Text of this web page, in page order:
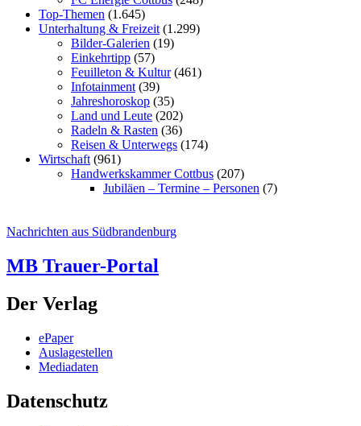
Top-Themen (1.645)
Unterhaltung & Freizeit (1.299)
Bilder-Galerien (19)
Einkehrtipp (57)
Feuilleton & Kultur(461)
Infotainment (39)
Jahreshoroskop (35)
Land und Leute (202)
Radeln & Rasten (36)
Reisen & Unterwegs (174)
Wirtschaft (961)
Handwerkskammer Cottbus (207)
Jubiläen – Termine – Personen (7)
Nachrichten aus Südbrandenburg
MB Trauer-Portal
Der Verlag
ePaper
Auslagestellen
Mediadaten
Datenschutz